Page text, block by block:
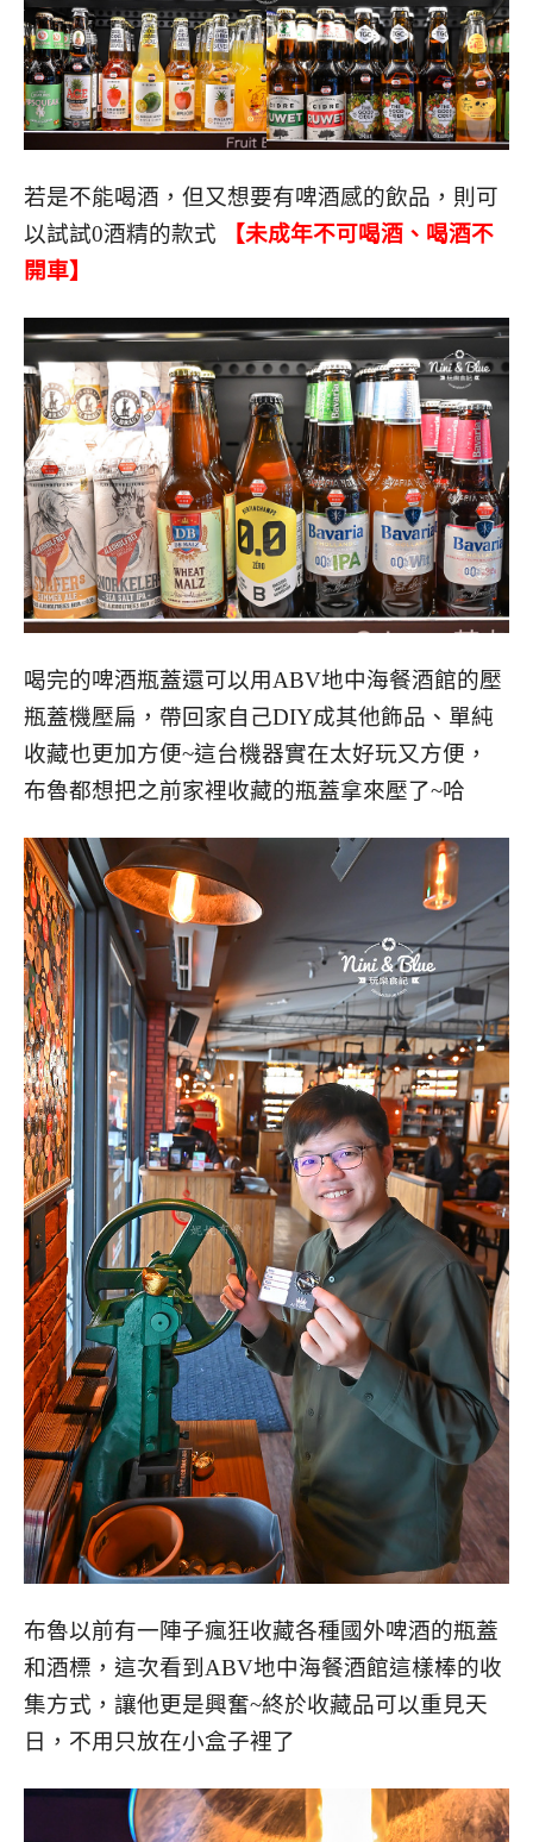
若是不能喝酒，但又想要有啤酒感的飲品，則可
以試試0酒精的款式
【未成年不可喝酒、喝酒不
開車】
喝完的啤酒瓶蓋還可以用ABV地中海餐酒館的壓
瓶蓋機壓扁，帶回家自己DIY成其他飾品、單純
收藏也更加方便~這台機器實在太好玩又方便，
布魯都想把之前家裡收藏的瓶蓋拿來壓了~哈
布魯以前有一陣子瘋狂收藏各種國外啤酒的瓶蓋
和酒標，這次看到ABV地中海餐酒館這樣棒的收
集方式，讓他更是興奮~終於收藏品可以重見天
日，不用只放在小盒子裡了